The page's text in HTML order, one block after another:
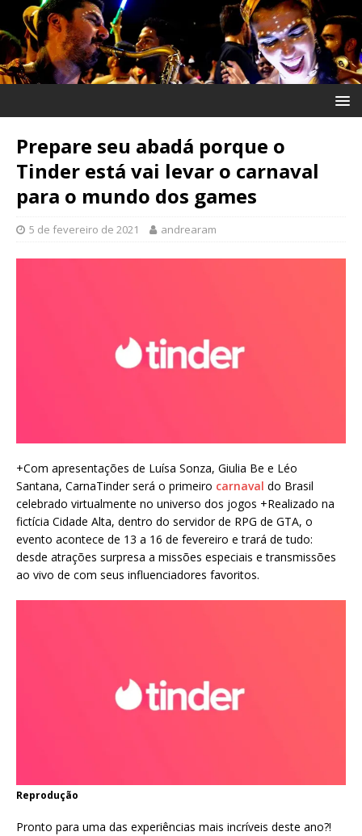
Prepare seu abadá porque o
Tinder está vai levar o carnaval
para o mundo dos games
5 de fevereiro de 2021 andrearam
+Com apresentações de Luísa Sonza, Giulia Be e Léo
Santana, CarnaTinder será o primeiro carnaval do Brasil
celebrado virtualmente no universo dos jogos +Realizado na
fictícia Cidade Alta, dentro do servidor de RPG de GTA, o
evento acontece de 13 a 16 de fevereiro e trará de tudo:
desde atrações surpresa a missões especiais e transmissões
ao vivo de com seus influenciadores favoritos.
Reprodução
Pronto para uma das experiências mais incríveis deste ano?!